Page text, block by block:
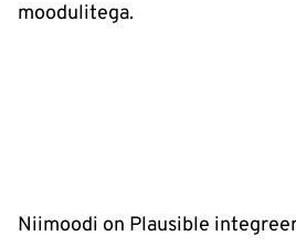
moodulitega.
Niimoodi on Plausible